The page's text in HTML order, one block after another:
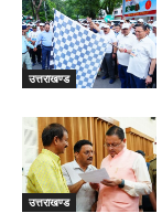
उत्तराखण्ड
उत्तराखण्ड